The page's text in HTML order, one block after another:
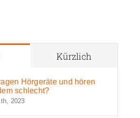
Kürzlich
Hörgeräte und hören
schlecht?
2023